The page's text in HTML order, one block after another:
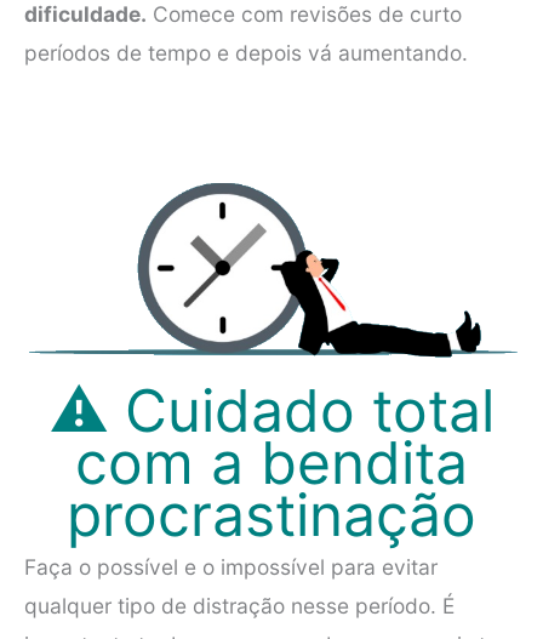
dificuldade. Comece com revisões de curto
períodos de tempo e depois vá aumentando.
⚠ Cuidado total
com a bendita
procrastinação
Faça o possível e o impossível para evitar
qualquer tipo de distração nesse período. É